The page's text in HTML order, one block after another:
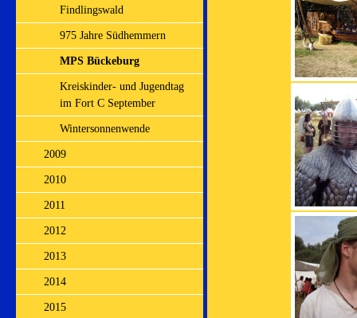
Findlingswald
975 Jahre Südhemmern
MPS Bückeburg
Kreiskinder- und Jugendtag
im Fort C September
Wintersonnenwende
2009
2010
2011
2012
2013
2014
2015